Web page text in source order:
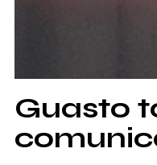
Guasto